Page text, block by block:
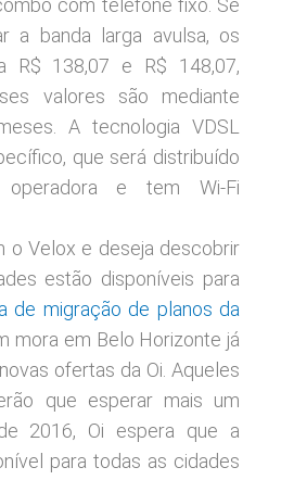
com telefone fixo. Se
a banda larga avulsa, os
R$ 138,07 e R$ 148,07,
valores são mediante
A tecnologia VDSL
que será distribuído
operadora e tem Wi-Fi
o Velox e deseja descobrir
estão disponíveis para
de migração de planos da
mora em Belo Horizonte já
ofertas da Oi. Aqueles
que esperar mais um
2016, Oi espera que a
para todas as cidades